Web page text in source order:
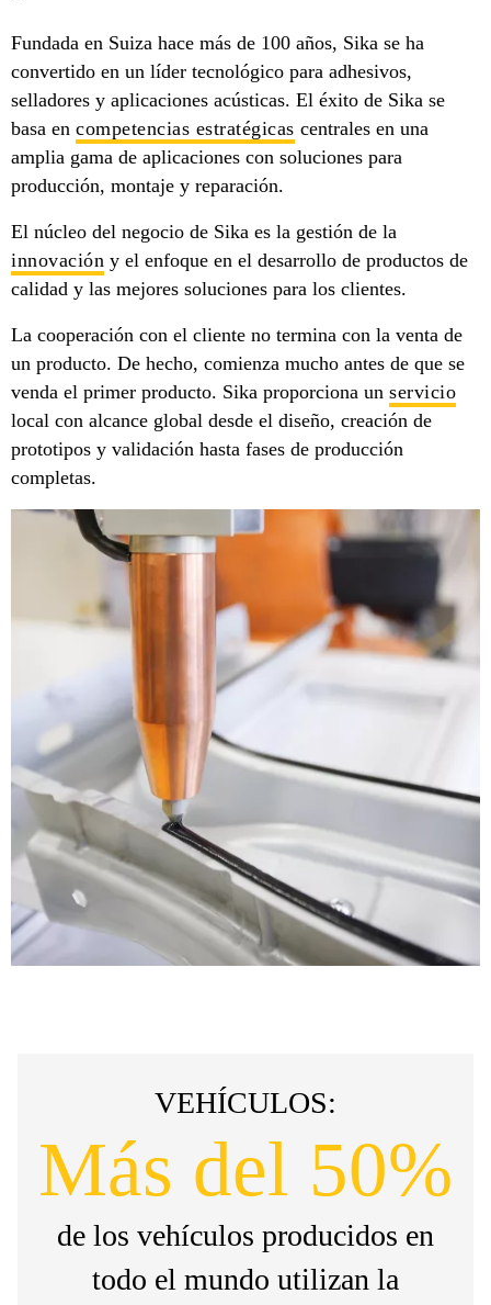
Fundada en Suiza hace más de 100 años, Sika se ha
convertido en un líder tecnológico para adhesivos,
selladores y aplicaciones acústicas. El éxito de Sika se
basa en competencias estratégicas centrales en una
amplia gama de aplicaciones con soluciones para
producción, montaje y reparación.
El núcleo del negocio de Sika es la gestión de la
innovación y el enfoque en el desarrollo de productos de
calidad y las mejores soluciones para los clientes.
La cooperación con el cliente no termina con la venta de
un producto. De hecho, comienza mucho antes de que se
venda el primer producto. Sika proporciona un servicio
local con alcance global desde el diseño, creación de
prototipos y validación hasta fases de producción
completas.
VEHÍCULOS:
Más del 50%
de los vehículos producidos en
todo el mundo utilizan la